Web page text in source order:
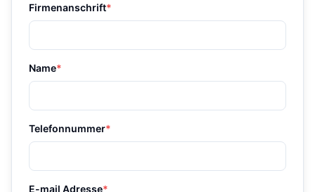
Firmenanschrift*
Name*
Telefonnummer*
E-mail Adresse*